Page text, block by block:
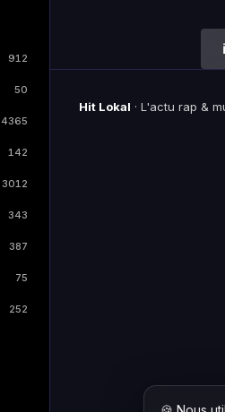
912
50
4365
142
3012
343
387
75
252
Hit Lokal · L'actu rap &